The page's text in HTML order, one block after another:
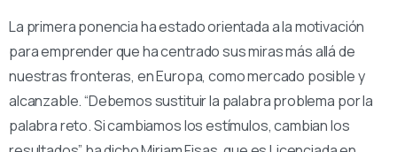
La primera ponencia ha estado orientada a la motivación
para emprender que ha centrado sus miras más allá de
nuestras fronteras, en Europa, como mercado posible y
alcanzable. “Debemos sustituir la palabra problema por la
palabra reto. Si cambiamos los estímulos, cambian los